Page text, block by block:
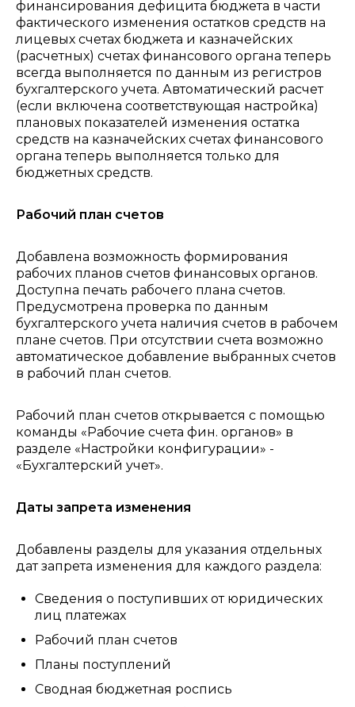
финансирования дефицита бюджета в части
фактического изменения остатков средств на
лицевых счетах бюджета и казначейских
(расчетных) счетах финансового органа теперь
всегда выполняется по данным из регистров
бухгалтерского учета. Автоматический расчет
(если включена соответствующая настройка)
плановых показателей изменения остатка
средств на казначейских счетах финансового
органа теперь выполняется только для
бюджетных средств.
Рабочий план счетов
Добавлена возможность формирования
рабочих планов счетов финансовых органов.
Доступна печать рабочего плана счетов.
Предусмотрена проверка по данным
бухгалтерского учета наличия счетов в рабочем
плане счетов. При отсутствии счета возможно
автоматическое добавление выбранных счетов
в рабочий план счетов.
Рабочий план счетов открывается с помощью
команды «Рабочие счета фин. органов» в
разделе «Настройки конфигурации» -
«Бухгалтерский учет».
Даты запрета изменения
Добавлены разделы для указания отдельных
дат запрета изменения для каждого раздела:
Сведения о поступивших от юридических
лиц платежах
Рабочий план счетов
Планы поступлений
Сводная бюджетная роспись